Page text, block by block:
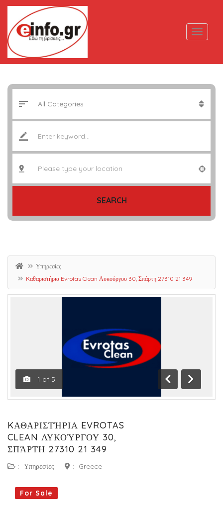
SEARCH
Υπηρεσίες
Kαθαριστήρια Evrotas Clean Λυκούργου 30, Σπάρτη 27310 21 349
1 of 5
Previous
Next
KΑΘΑΡΙΣΤΉΡΙΑ EVROTAS
CLEAN ΛΥΚΟΎΡΓΟΥ 30,
ΣΠΆΡΤΗ 27310 21 349
: Υπηρεσίες : Greece
For Sale